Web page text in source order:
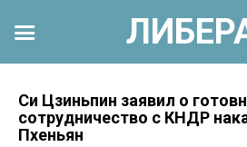
контенту
Си Цзиньпин заявил о
сотрудничество с КНДР
Пхеньян